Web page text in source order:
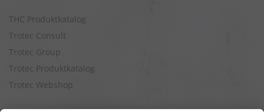
THC Produktkatalog
Trotec Consult
Trotec Group
Trotec Produktkatalog
Trotec Webshop